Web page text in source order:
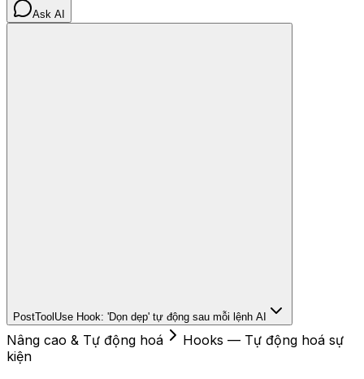
Ask AI
PostToolUse Hook: 'Dọn dẹp' tự động sau mỗi lệnh AI
Nâng cao & Tự động hoá
Hooks — Tự động hoá sự
kiện